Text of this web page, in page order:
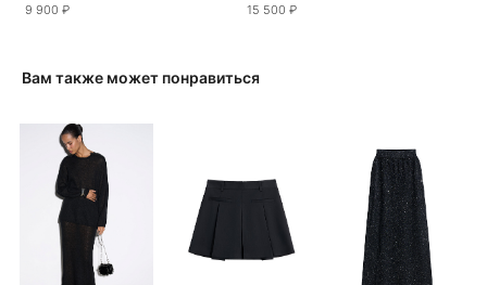
9 900 ₽ 15 500 ₽
Вам также может понравиться